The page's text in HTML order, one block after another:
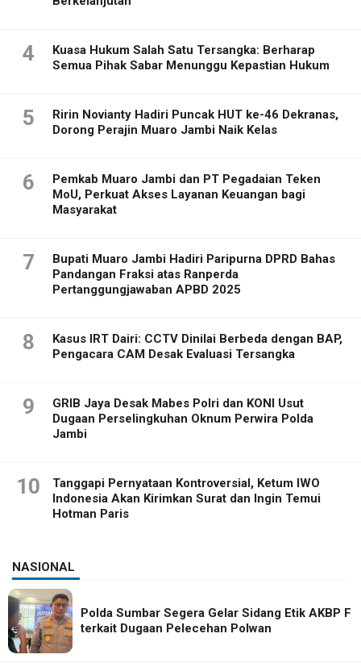
4
Kuasa Hukum Salah Satu Tersangka: Berharap
Semua Pihak Sabar Menunggu Kepastian Hukum
5
Ririn Novianty Hadiri Puncak HUT ke-46 Dekranas,
Dorong Perajin Muaro Jambi Naik Kelas
6
Pemkab Muaro Jambi dan PT Pegadaian Teken
MoU, Perkuat Akses Layanan Keuangan bagi
Masyarakat
7
Bupati Muaro Jambi Hadiri Paripurna DPRD Bahas
Pandangan Fraksi atas Ranperda
Pertanggungjawaban APBD 2025
8
Kasus IRT Dairi: CCTV Dinilai Berbeda dengan BAP,
Pengacara CAM Desak Evaluasi Tersangka
9
GRIB Jaya Desak Mabes Polri dan KONI Usut
Dugaan Perselingkuhan Oknum Perwira Polda
Jambi
10
Tanggapi Pernyataan Kontroversial, Ketum IWO
Indonesia Akan Kirimkan Surat dan Ingin Temui
Hotman Paris
NASIONAL
Polda Sumbar Segera Gelar Sidang Etik AKBP F
terkait Dugaan Pelecehan Polwan